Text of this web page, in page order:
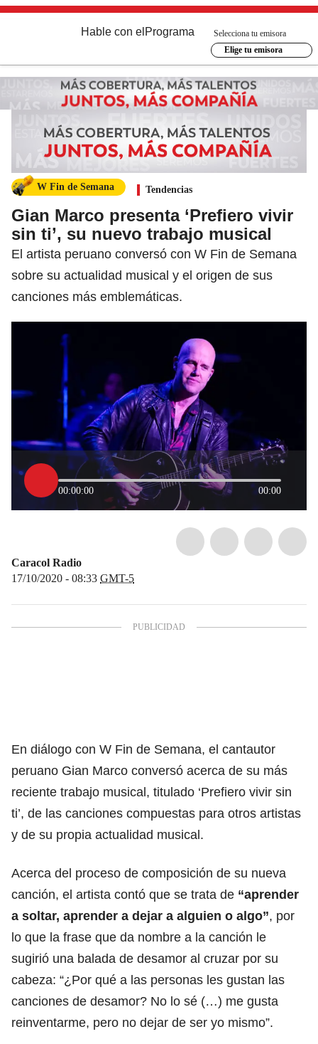
Hable con el Programa
Selecciona tu emisora
Elige tu emisora
W Fin de Semana Tendencias
Gian Marco presenta ‘Prefiero vivir
sin ti’, su nuevo trabajo musical
El artista peruano conversó con W Fin de Semana
sobre su actualidad musical y el origen de sus
canciones más emblemáticas.
00:00:00 00:00
Caracol Radio
17/10/2020 - 08:33 GMT-5
En diálogo con W Fin de Semana, el cantautor
peruano Gian Marco conversó acerca de su más
reciente trabajo musical, titulado ‘Prefiero vivir sin
ti’, de las canciones compuestas para otros artistas
y de su propia actualidad musical.
Acerca del proceso de composición de su nueva
canción, el artista contó que se trata de “aprender
a soltar, aprender a dejar a alguien o algo”, por
lo que la frase que da nombre a la canción le
sugirió una balada de desamor al cruzar por su
cabeza: “¿Por qué a las personas les gustan las
canciones de desamor? No lo sé (…) me gusta
reinventarme, pero no dejar de ser yo mismo”.